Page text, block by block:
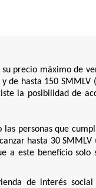
precio máximo de
hasta 150
la posibilidad de
personas que
hasta 30
a este beneficio
de interés